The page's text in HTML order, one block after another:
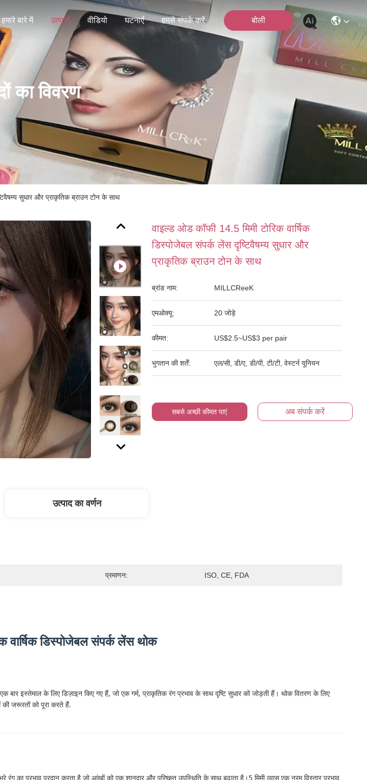
हमारे बारे में उत्पादों वीडियो घटनाएँ हमसे संपर्क करें बोली
का विवरण
सुधार और प्राकृतिक ब्राउन टोन के साथ
वाइल्ड ओड कॉफी 14.5 मिमी टोरिक वार्षिक
डिस्पोजेबल संपर्क लेंस दृष्टिवैषम्य सुधार और
प्राकृतिक ब्राउन टोन के साथ
ब्रांड नाम: MILLCReeK
एमओक्यू: 20 जोड़े
कीमत: US$2.5~US$3 per pair
भुगतान की शर्तें: एल/सी, डी/ए, डी/पी, टी/टी, वेस्टर्न यूनियन
सबसे अच्छी कीमत पाएं अब संपर्क करें
उत्पाद का वर्णन
प्रमाणन: ISO, CE, FDA
वार्षिक डिस्पोजेबल संपर्क लेंस थोक
बार इस्तेमाल के लिए डिज़ाइन किए गए हैं, जो एक गर्म, प्राकृतिक रंग प्रभाव के साथ दृष्टि सुधार को जोड़ती हैं। थोक वितरण के लिए
की जरूरतों को पूरा करते हैं.
का प्रभाव प्रदान करता है जो आंखों को एक शानदार और परिष्कृत उपस्थिति के साथ बढ़ाता है।5 मिमी व्यास एक नरम विस्तार प्रभाव